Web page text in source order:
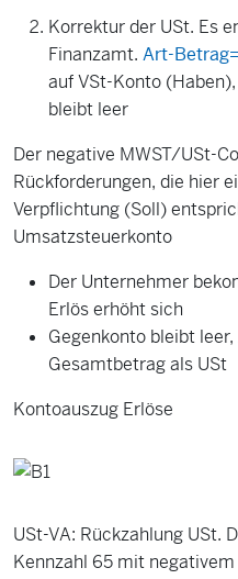
Korrektur der USt. Es
Finanzamt. Art-
auf VSt-Konto
bleibt leer
Der negative MWST/USt-
Rückforderungen, die hier
Verpflichtung (Soll)
Umsatzsteuerkonto
Der Unternehmer
Erlös erhöht sich
Gegenkonto bleibt leer,
Gesamtbetrag als USt
Kontoauszug Erlöse
USt-VA: Rückzahlung USt.
Kennzahl 65 mit